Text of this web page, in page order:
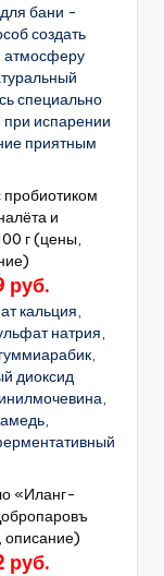
бани -
создать
атмосферу
специально
испарении
приятным
пробиотиком
и
г (цены,
руб.
кальция,
натрия,
диоксид
«Иланг-
описание)
руб.